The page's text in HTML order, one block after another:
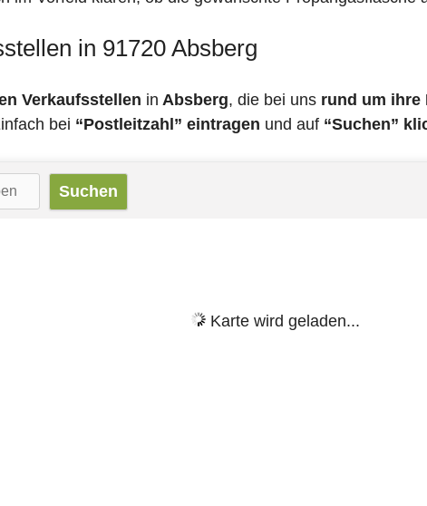
in 91720 Absberg
Verkaufsstellen in Absberg, die bei uns rund um ihre
bei “Postleitzahl” eintragen und auf “Suchen”
Karte wird geladen...